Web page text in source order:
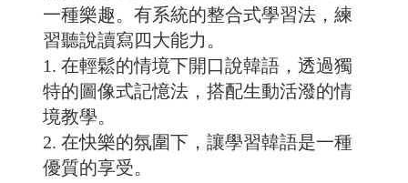
一種樂趣。有系統的整合式學習法，練
習聽說讀寫四大能力。
1. 在輕鬆的情境下開口說韓語，透過獨
特的圖像式記憶法，搭配生動活潑的情
境教學。
2. 在快樂的氛圍下，讓學習韓語是一種
優質的享受。